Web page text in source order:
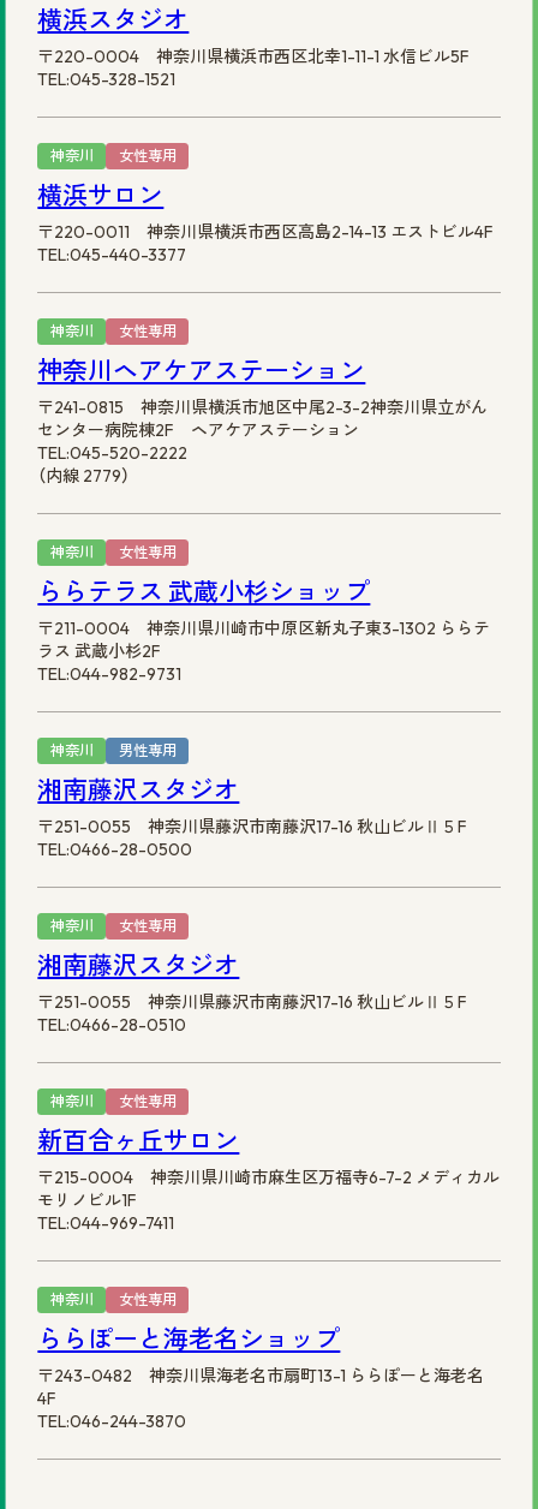
横浜スタジオ
〒220-0004 神奈川県横浜市西区北幸1-11-1 水信ビル5F
TEL:045-328-1521
神奈川 女性専用
横浜サロン
〒220-0011 神奈川県横浜市西区高島2-14-13 エストビル4F
TEL:045-440-3377
神奈川 女性専用
神奈川ヘアケアステーション
〒241-0815 神奈川県横浜市旭区中尾2-3-2神奈川県立がん
センター病院棟2F ヘアケアステーション
TEL:045-520-2222
（内線 2779）
神奈川 女性専用
ららテラス 武蔵小杉ショップ
〒211-0004 神奈川県川崎市中原区新丸子東3-1302 ららテ
ラス 武蔵小杉2F
TEL:044-982-9731
神奈川 男性専用
湘南藤沢スタジオ
〒251-0055 神奈川県藤沢市南藤沢17-16 秋山ビルⅡ５F
TEL:0466-28-0500
神奈川 女性専用
湘南藤沢スタジオ
〒251-0055 神奈川県藤沢市南藤沢17-16 秋山ビルⅡ５F
TEL:0466-28-0510
神奈川 女性専用
新百合ヶ丘サロン
〒215-0004 神奈川県川崎市麻生区万福寺6-7-2 メディカル
モリノビル1F
TEL:044-969-7411
神奈川 女性専用
ららぽーと海老名ショップ
〒243-0482 神奈川県海老名市扇町13-1 ららぽーと海老名
4F
TEL:046-244-3870